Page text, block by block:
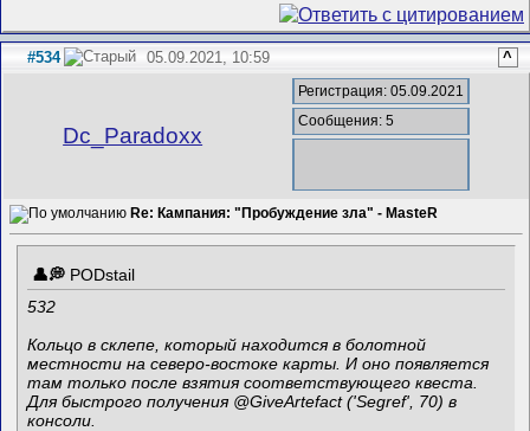
#534 05.09.2021, 10:59 ^
Dc_Paradoxx
Регистрация: 05.09.2021
Сообщения: 5
Re: Кампания: "Пробуждение зла" - MasteR
PODstail
532
Кольцо в склепе, который находится в болотной
местности на северо-востоке карты. И оно появляется
там только после взятия соответствующего квеста.
Для быстрого получения @GiveArtefact ('Segref', 70) в
консоли.